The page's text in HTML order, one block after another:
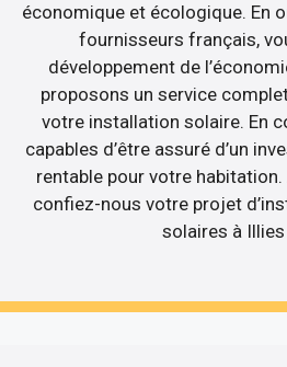
économique et écologique. En
fournisseurs français,
développement de
proposons un service
votre installation solaire. En
capables d’être assuré d’un
rentable pour votre
confiez-nous votre projet
solaires à